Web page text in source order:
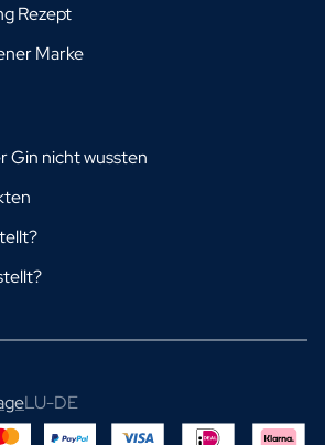
Rezept
Marke
Gin nicht wussten
LU-DE